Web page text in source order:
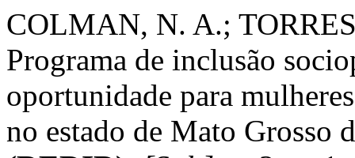
COLMAN, N. A.;
Programa de inclusão
oportunidade para
no estado de Mato Grosso